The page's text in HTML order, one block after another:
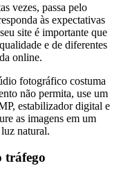
vezes, passa pelo
às expectativas
site é importante que
e de diferentes
online.
fotográfico costuma
não permita, use um
estabilizador digital e
as imagens em um
natural.
tráfego